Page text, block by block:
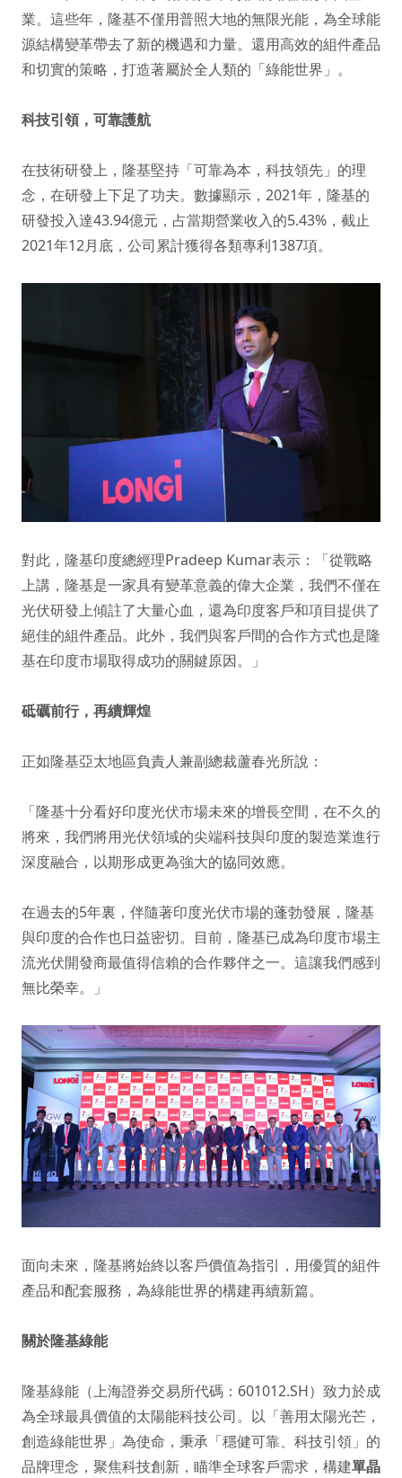
業。這些年，隆基不僅用普照大地的無限光能，為全球能
源結構變革帶去了新的機遇和力量。還用高效的組件產品
和切實的策略，打造著屬於全人類的「綠能世界」。
科技引領，可靠護航
在技術研發上，隆基堅持「可靠為本，科技領先」的理
念，在研發上下足了功夫。數據顯示，2021年，隆基的
研發投入達43.94億元，占當期營業收入的5.43%，截止
2021年12月底，公司累計獲得各類專利1387項。
對此，隆基印度總經理Pradeep Kumar表示：「從戰略
上講，隆基是一家具有變革意義的偉大企業，我們不僅在
光伏研發上傾註了大量心血，還為印度客戶和項目提供了
絕佳的組件產品。此外，我們與客戶間的合作方式也是隆
基在印度市場取得成功的關鍵原因。」
砥礪前行，再續輝煌
正如隆基亞太地區負責人兼副總裁蘆春光所說：
「隆基十分看好印度光伏市場未來的增長空間，在不久的
將來，我們將用光伏領域的尖端科技與印度的製造業進行
深度融合，以期形成更為強大的協同效應。
在過去的5年裏，伴隨著印度光伏市場的蓬勃發展，隆基
與印度的合作也日益密切。目前，隆基已成為印度市場主
流光伏開發商最值得信賴的合作夥伴之一。這讓我們感到
無比榮幸。」
面向未來，隆基將始終以客戶價值為指引，用優質的組件
產品和配套服務，為綠能世界的構建再續新篇。
關於隆基綠能
隆基綠能（上海證券交易所代碼：601012.SH）致力於成
為全球最具價值的太陽能科技公司。以「善用太陽光芒，
創造綠能世界」為使命，秉承「穩健可靠、科技引領」的
品牌理念，聚焦科技創新，瞄準全球客戶需求，構建單晶